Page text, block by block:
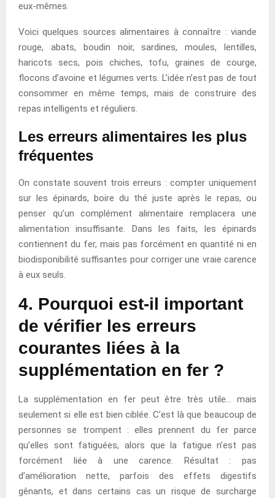
eux-mêmes.
Voici quelques sources alimentaires à connaître : viande
rouge, abats, boudin noir, sardines, moules, lentilles,
haricots secs, pois chiches, tofu, graines de courge,
flocons d’avoine et légumes verts. L’idée n’est pas de tout
consommer en même temps, mais de construire des
repas intelligents et réguliers.
Les erreurs alimentaires les plus
fréquentes
On constate souvent trois erreurs : compter uniquement
sur les épinards, boire du thé juste après le repas, ou
penser qu’un complément alimentaire remplacera une
alimentation insuffisante. Dans les faits, les épinards
contiennent du fer, mais pas forcément en quantité ni en
biodisponibilité suffisantes pour corriger une vraie carence
à eux seuls.
4. Pourquoi est-il important
de vérifier les erreurs
courantes liées à la
supplémentation en fer ?
La supplémentation en fer peut être très utile… mais
seulement si elle est bien ciblée. C’est là que beaucoup de
personnes se trompent : elles prennent du fer parce
qu’elles sont fatiguées, alors que la fatigue n’est pas
forcément liée à une carence. Résultat : pas
d’amélioration nette, parfois des effets digestifs
gênants, et dans certains cas un risque de surcharge